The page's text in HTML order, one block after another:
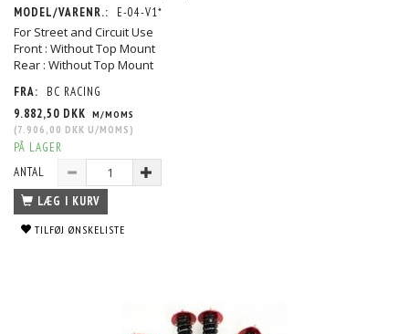
MODEL/VARENR.:
E-04-V1*
For Street and Circuit Use
Front : Without Top Mount
Rear : Without Top Mount
FRA:
BC RACING
9.882,50 DKK M/MOMS
(7.906,00 DKK U/MOMS )
PÅ LAGER
ANTAL
LÆG I KURV
TILFØJ ØNSKELISTE